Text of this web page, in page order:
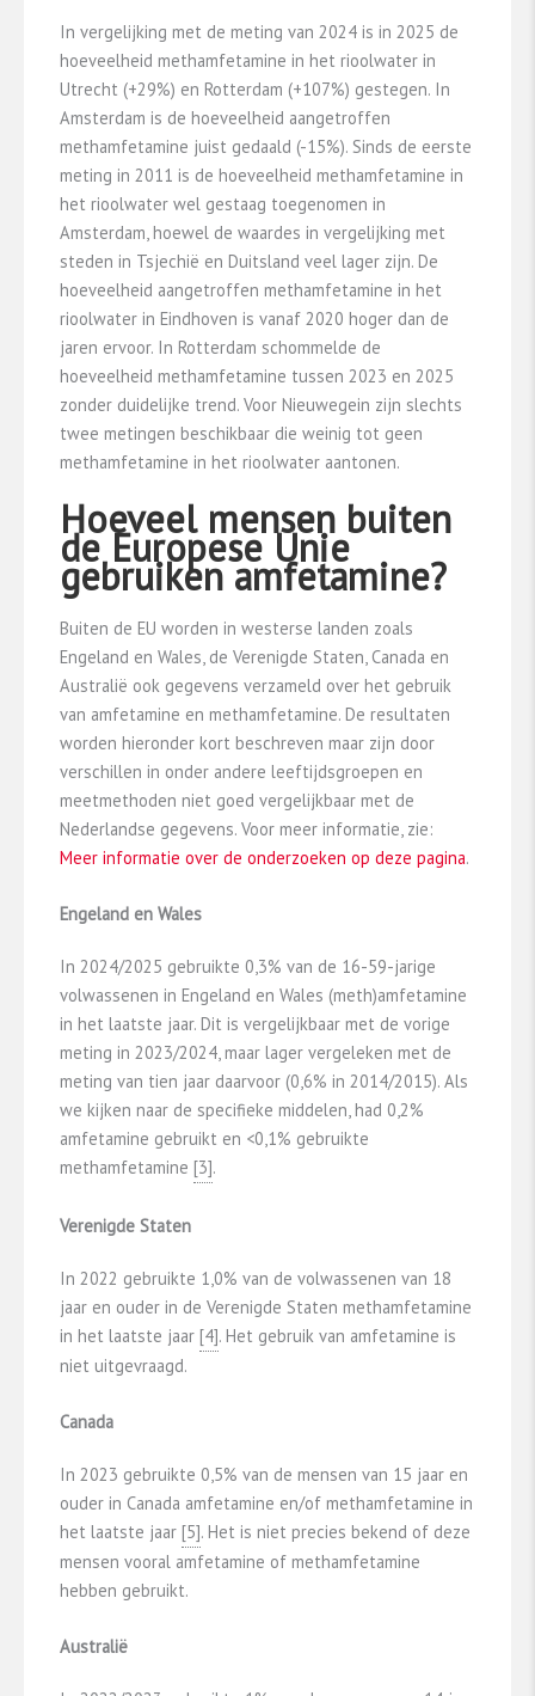
In vergelijking met de meting van 2024 is in 2025 de
hoeveelheid methamfetamine in het rioolwater in
Utrecht (+29%) en Rotterdam (+107%) gestegen. In
Amsterdam is de hoeveelheid aangetroffen
methamfetamine juist gedaald (-15%). Sinds de eerste
meting in 2011 is de hoeveelheid methamfetamine in
het rioolwater wel gestaag toegenomen in
Amsterdam, hoewel de waardes in vergelijking met
steden in Tsjechië en Duitsland veel lager zijn​. De
hoeveelheid aangetroffen methamfetamine in het
rioolwater in Eindhoven is vanaf 2020 hoger dan de
jaren ervoor. In Rotterdam schommelde de
hoeveelheid methamfetamine tussen 2023 en 2025
zonder duidelijke trend. Voor Nieuwegein zijn slechts
twee metingen beschikbaar die weinig tot geen
methamfetamine in het rioolwater aantonen.
Hoeveel mensen buiten
de Europese Unie
gebruiken amfetamine?
Buiten de EU worden in westerse landen zoals
Engeland en Wales, de Verenigde Staten, Canada en
Australië ook gegevens verzameld over het gebruik
van amfetamine en methamfetamine. De resultaten
worden hieronder kort beschreven maar zijn door
verschillen in onder andere leeftijdsgroepen en
meetmethoden niet goed vergelijkbaar met de
Nederlandse gegevens. Voor meer informatie, zie:
Meer informatie over de onderzoeken op deze pagina.
Engeland en Wales
In 2024/2025 gebruikte 0,3% van de 16-59-jarige
volwassenen in Engeland en Wales (meth)amfetamine
in het laatste jaar. Dit is vergelijkbaar met de vorige
meting in 2023/2024, maar lager vergeleken met de
meting van tien jaar daarvoor (0,6% in 2014/2015). Als
we kijken naar de specifieke middelen, had 0,2%
amfetamine gebruikt en <0,1% gebruikte
methamfetamine ​[3]​.
Verenigde Staten
In 2022 gebruikte 1,0% van de volwassenen van 18
jaar en ouder in de Verenigde Staten methamfetamine
in het laatste jaar ​[4]​. Het gebruik van amfetamine is
niet uitgevraagd.
Canada
In 2023 gebruikte 0,5% van de mensen van 15 jaar en
ouder in Canada amfetamine en/of methamfetamine in
het laatste jaar ​[5]​. Het is niet precies bekend of deze
mensen vooral amfetamine of methamfetamine
hebben gebruikt.
Australië